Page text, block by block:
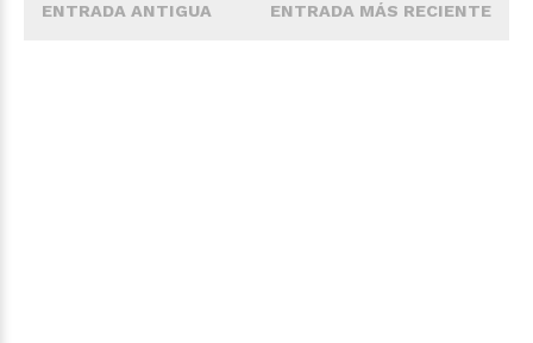
ENTRADA MÁS RECIENTE
ENTRADA ANTIGUA